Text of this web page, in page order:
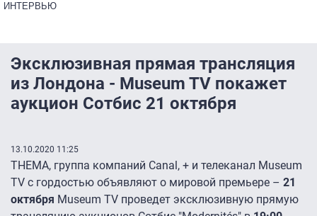
ИНТЕРВЬЮ
Эксклюзивная прямая трансляция
из Лондона - Museum TV покажет
аукцион Сотбис 21 октября
13.10.2020 11:25
THEMA, группа компаний Canal, + и телеканал Museum
TV с гордостью объявляют о мировой премьере – 21
октября Museum TV проведет эксклюзивную прямую